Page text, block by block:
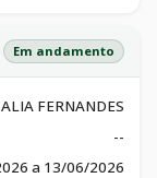
Em andamento
FERNANDES
--
a 13/06/2026